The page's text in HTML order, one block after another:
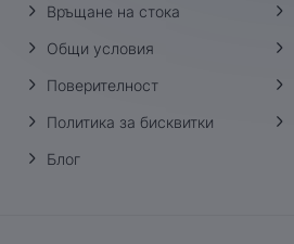
Връщане на стока
Общи условия
Поверителност
Политика за бисквитки
Блог